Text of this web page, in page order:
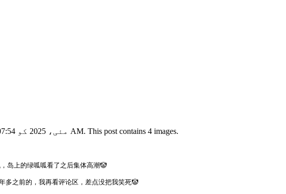
View this X/Twitter post from @3596675596com published on 11 مئی، 2025 کو 07:54 AM. This post contains 4 images.
岛上的绿呱呱看了之后集体高潮🤡
多之前的，我再看评论区，差点没把我笑死🤡